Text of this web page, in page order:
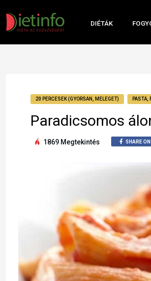
DIÉTÁK
20 PERCESEK (GYORSAN, MELEGET) PASTA,
Paradicsomos
1869 Megtekintés SHARE